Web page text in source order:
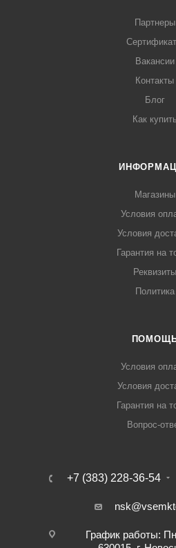
Партнеры
Вакансии
Контакты
Блог
Как купить
Магазины
Условия
Условия
Гарантия на
Реквизиты
Политика
Условия
Условия
Гарантия на
Вопрос-
+7 (383) 228-36-54
График работы: